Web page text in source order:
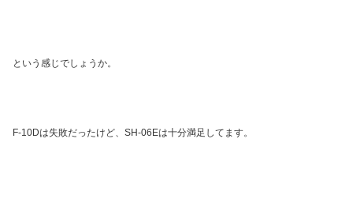
という感じでしょうか。
F-10Dは失敗だったけど、SH-06Eは十分満足してます。